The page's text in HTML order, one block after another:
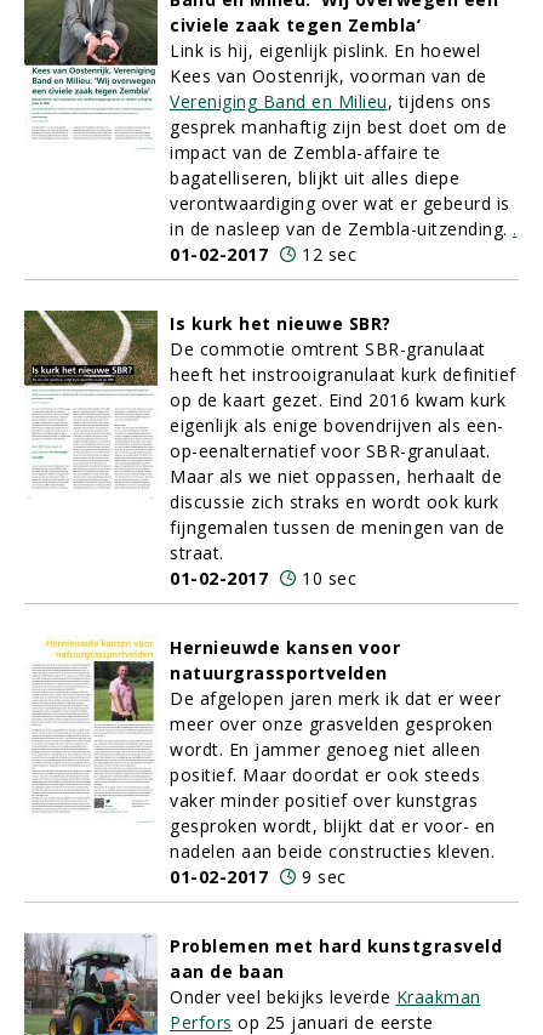
civiele zaak tegen Zembla’
Link is hij, eigenlijk pislink. En hoewel
Kees van Oostenrijk, voorman van de
Vereniging Band en Milieu, tijdens ons
gesprek manhaftig zijn best doet om de
impact van de Zembla-affaire te
bagatelliseren, blijkt uit alles diepe
verontwaardiging over wat er gebeurd is
in de nasleep van de Zembla-uitzending. .
01-02-2017
12 sec
Is kurk het nieuwe SBR?
De commotie omtrent SBR-granulaat
heeft het instrooigranulaat kurk definitief
op de kaart gezet. Eind 2016 kwam kurk
eigenlijk als enige bovendrijven als een-
op-eenalternatief voor SBR-granulaat.
Maar als we niet oppassen, herhaalt de
discussie zich straks en wordt ook kurk
fijngemalen tussen de meningen van de
straat.
01-02-2017
10 sec
Hernieuwde kansen voor
natuurgrassportvelden
De afgelopen jaren merk ik dat er weer
meer over onze grasvelden gesproken
wordt. En jammer genoeg niet alleen
positief. Maar doordat er ook steeds
vaker minder positief over kunstgras
gesproken wordt, blijkt dat er voor- en
nadelen aan beide constructies kleven.
01-02-2017
9 sec
Problemen met hard kunstgrasveld
aan de baan
Onder veel bekijks leverde Kraakman
Perfors op 25 januari de eerste